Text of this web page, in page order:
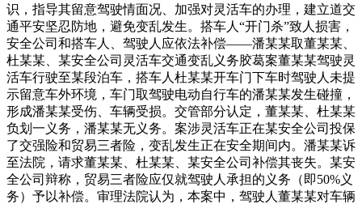
识，指导其留意驾驶情面况、加强对灵活车的办理，建立道交
通平安坚忍防地，避免变乱发生。搭车人“开门杀”致人损害，
安全公司和搭车人、驾驶人应依法补偿——潘某某取董某某、
杜某某、某安全公司灵活车交通变乱义务胶葛案董某某驾驶灵
活车行驶至某段泊车，搭车人杜某某开车门下车时驾驶人未提
示留意车外环境，车门取驾驶电动自行车的潘某某发生碰撞，
形成潘某某受伤、车辆受损。交管部分认定，董某某、杜某某
负划一义务，潘某某无义务。案涉灵活车正在某安全公司投保
了交强险和贸易三者险，变乱发生正在安全期间内。潘某某诉
至法院，请求董某某、杜某某、某安全公司补偿其丧失。某安
全公司辩称，贸易三者险应仅就驾驶人承担的义务（即50%义
务）予以补偿。审理法院认为，本案中，驾驶人董某某对车辆